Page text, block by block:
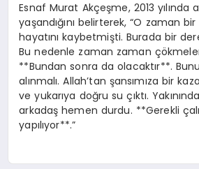
Esnaf Murat Akçeşme, 2013 yılında
yaşandığını belirterek, “O zaman bir
hayatını kaybetmişti. Burada bir
Bu nedenle zaman zaman
**Bundan sonra da olacaktır**.
alınmalı. Allah’tan şansımıza bir
ve yukarıya doğru su çıktı.
arkadaş hemen durdu. **Gerekli
yapılıyor**.”